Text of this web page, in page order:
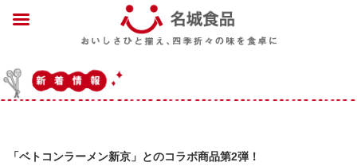
「ベトコンラーメン新京」とのコラボ商品第2弾！